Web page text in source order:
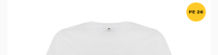
PE 26